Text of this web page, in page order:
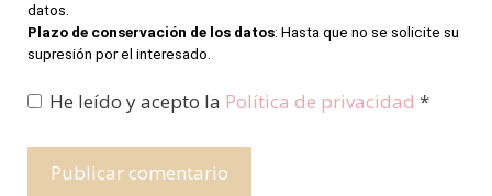
datos.
Plazo de conservación de los datos: Hasta que no se solicite su
supresión por el interesado.
He leído y acepto la Política de privacidad *